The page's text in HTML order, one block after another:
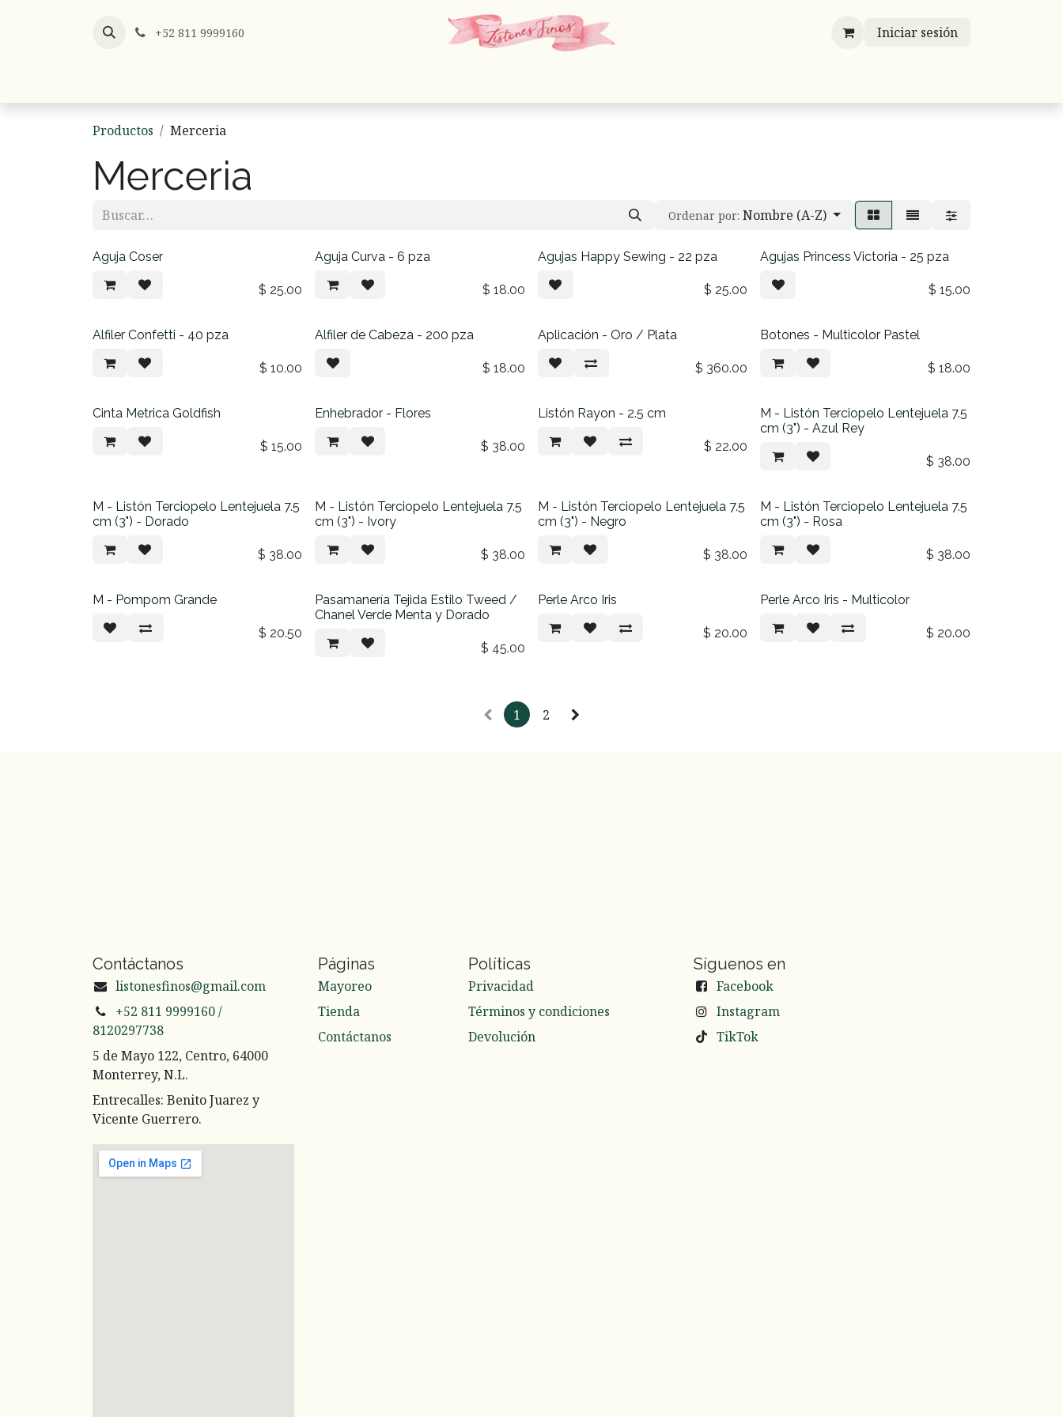
+52 811 9999160 Iniciar sesión
Productos Merceria
Merceria
Ordenar por: Nombre (A-Z)
Aguja Coser
$ 25.00
Aguja Curva - 6 pza
$ 18.00
Agujas Happy Sewing - 22 pza
$ 25.00
Agujas Princess Victoria - 25 pza
$ 15.00
Alfiler Confetti - 40 pza
$10.00
Alfiler de Cabeza - 200 pza
$ 18.00
Aplicación - Oro / Plata
$ 360.00
Botones - Multicolor Pastel
$ 18.00
Cinta Metrica Goldfish
$15.00
Enhebrador - Flores
$ 38.00
Listón Rayon - 2.5 cm
$ 22.00
M - Listón Terciopelo Lentejuela 7.5
cm (3") - Azul Rey
$ 38.00
M - Listón Terciopelo Lentejuela 7.5
cm (3") - Dorado
$ 38.00
M - Listón Terciopelo Lentejuela 7.5
cm (3") - Ivory
$ 38.00
M - Listón Terciopelo Lentejuela 7.5
cm (3") - Negro
$ 38.00
M - Listón Terciopelo Lentejuela 7.5
cm (3") - Rosa
$ 38.00
M - Pompom Grande
$ 20.50
Pasamanería Tejida Estilo Tweed /
Chanel Verde Menta y Dorado
$ 45.00
Perle Arco Iris
$ 20.00
Perle Arco Iris - Multicolor
$ 20.00
1 2
Contáctanos
listonesfinos@gmail.com
+52 811 9999160 /
8120297738
5 de Mayo 122, Centro, 64000
Monterrey, N.L.
Entrecalles: Benito Juarez y
Vicente Guerrero.
Páginas
Mayoreo
Tienda
Contáctanos
Políticas
Privacidad
Términos y condiciones
Devolución
Síguenos en
Facebook
Instagram
TikTok